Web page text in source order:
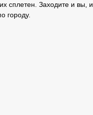
сплетен. Заходите и вы,
городу.